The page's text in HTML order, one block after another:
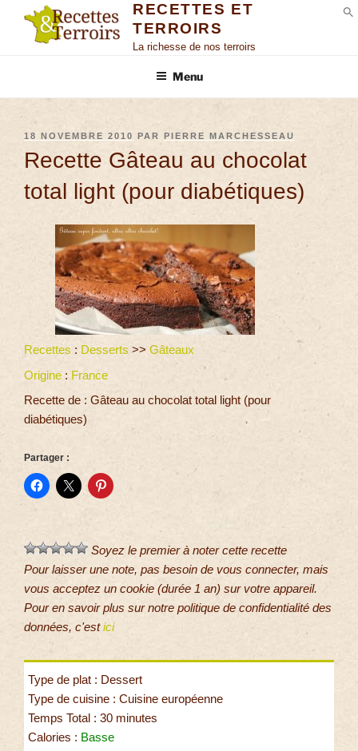
RECETTES ET
TERROIRS
La richesse de nos terroirs
Menu
18 NOVEMBRE 2010 PAR PIERRE MARCHESSEAU
Recette Gâteau au chocolat
total light (pour diabétiques)
Recettes : Desserts >> Gâteaux
Origine : France
Recette de : Gâteau au chocolat total light (pour
diabétiques)
Partager :
Soyez le premier à noter cette recette
Pour laisser une note, pas besoin de vous connecter, mais
vous acceptez un cookie (durée 1 an) sur votre appareil.
Pour en savoir plus sur notre politique de confidentialité des
données, c'estici
Type de plat : Dessert
Type de cuisine : Cuisine européenne
Temps Total : 30 minutes
Calories : Basse